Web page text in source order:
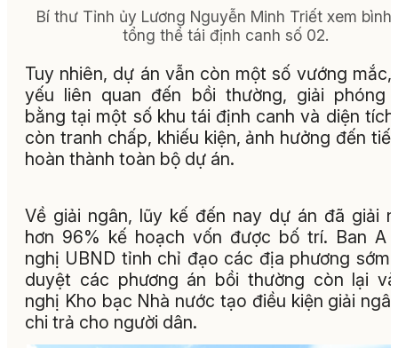
Bí thư Tỉnh ủy Lương Nguyễn Minh Triết xem bình
tổng thể tái định canh số 02.
Tuy nhiên, dự án vẫn còn một số vướng mắc,
yếu liên quan đến bồi thường, giải phóng
bằng tại một số khu tái định canh và diện
còn tranh chấp, khiếu kiện, ảnh hưởng đến
hoàn thành toàn bộ dự án.
Về giải ngân, lũy kế đến nay dự án đã giải
hơn 96% kế hoạch vốn được bố trí. Ban A
nghị UBND tỉnh chỉ đạo các địa phương sớm
duyệt các phương án bồi thường còn lại
nghị Kho bạc Nhà nước tạo điều kiện giải
chi trả cho người dân.